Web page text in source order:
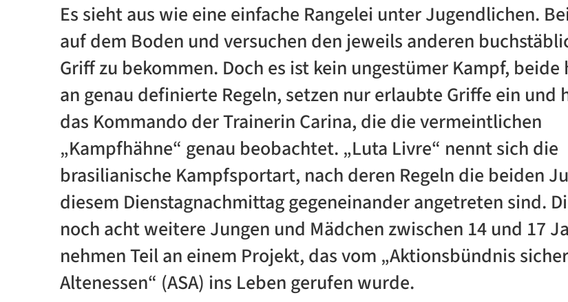
Es sieht aus wie eine einfache Rangelei unter Jugendlichen.
auf dem Boden und versuchen den jeweils anderen
Griff zu bekommen. Doch es ist kein ungestümer Kampf, beide
an genau definierte Regeln, setzen nur erlaubte Griffe ein und
das Kommando der Trainerin Carina, die die vermeintlichen
„Kampfhähne“ genau beobachtet. „Luta Livre“ nennt sich die
brasilianische Kampfsportart, nach deren Regeln die beiden
diesem Dienstagnachmittag gegeneinander angetreten sind.
noch acht weitere Jungen und Mädchen zwischen 14 und 17
nehmen Teil an einem Projekt, das vom „Aktionsbündnis
Altenessen“ (ASA) ins Leben gerufen wurde.